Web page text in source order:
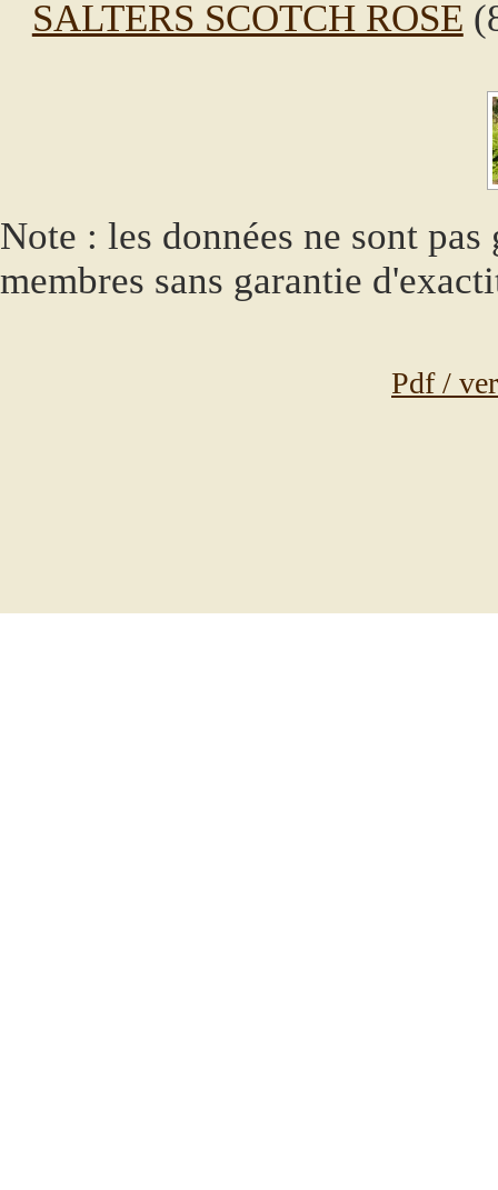
SALTERS SCOTCH ROSE
Note : les données ne sont
membres sans garantie
Pdf /